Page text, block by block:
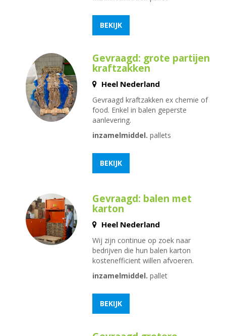
BEKIJK
Gevraagd: grote partijen
kraftzakken
Heel Nederland
Gevraagd kraftzakken ex chemie of
food. Enkel in balen geperste
aanlevering.
inzamelmiddel. pallets
BEKIJK
Gevraagd: balen met
karton
Heel Nederland
Wij zijn continue op zoek naar
bedrijven die hun balen karton
kostenefficient willen afvoeren.
inzamelmiddel. pallet
BEKIJK